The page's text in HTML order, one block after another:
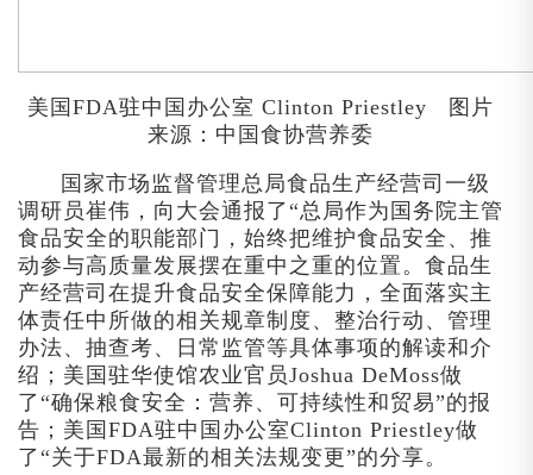
美国FDA驻中国办公室 Clinton Priestley
图片
来源：中国食协营养委
国家市场监督管理总局食品生产经营司一级
调研员崔伟，向大会通报了“总局作为国务院主管
食品安全的职能部门，始终把维护食品安全、推
动参与高质量发展摆在重中之重的位置。食品生
产经营司在提升食品安全保障能力，全面落实主
体责任中所做的相关规章制度、整治行动、管理
办法、抽查考、日常监管等具体事项的解读和介
绍；美国驻华使馆农业官员Joshua DeMoss做
了“确保粮食安全：营养、可持续性和贸易”的报
告；美国FDA驻中国办公室Clinton Priestley做
了“关于FDA最新的相关法规变更”的分享。